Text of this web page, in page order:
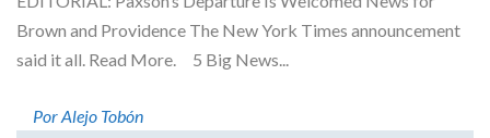
Brown and Providence The New York Times announcement
said it all. Read More. 5 Big News...
Por Alejo Tobón